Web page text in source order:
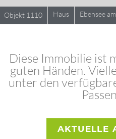
Objekt 1110 Haus Ebensee
Diese Immobilie ist
guten Händen.
unter den
AKTUELLE